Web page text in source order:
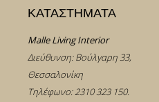
ΚΑΤΑΣΤΗΜΑΤΑ
Malle Living Interior
Διεύθυνση: Βούλγαρη 33,
Θεσσαλονίκη
Τηλέφωνο:2310 323 150.